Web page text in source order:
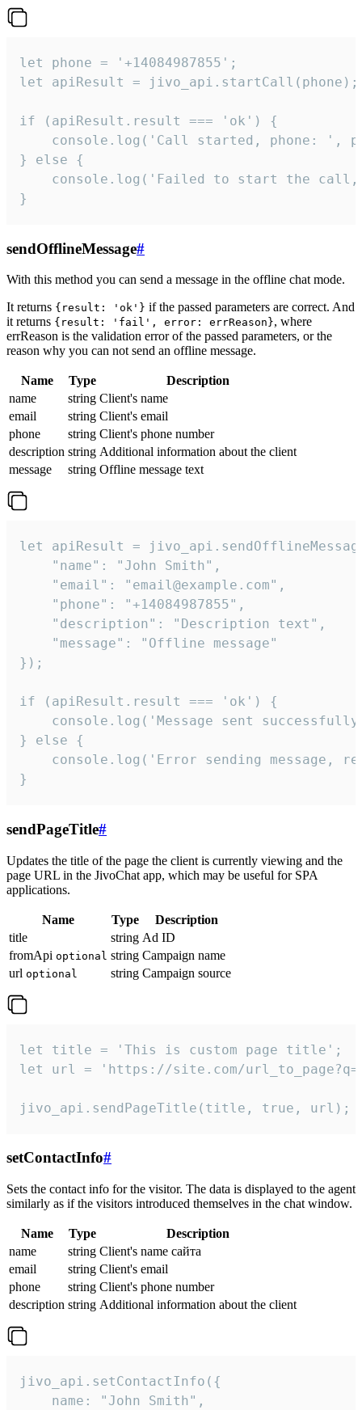
let phone = '+14084987855';
let apiResult = jivo_api.startCall(phone);
if (apiResult.result === 'ok') {
console.log('Call started, phone: ',
} else {
console.log('Failed to start the
}
sendOfflineMessage#
With this method you can send a message in the offline chat mode.
It returns {result: 'ok'} if the passed parameters are correct. And
it returns {result: 'fail', error: errReason}, where
errReason is the validation error of the passed parameters, or the
reason why you can not send an offline message.
Name Type
Description
name
string Client's name
email
string Client's email
phone
string Client's phone number
description string Additional information about the client
message
string Offline message text
let apiResult =
    "name": "John Smith",
    "email": "email@example.com",
    "phone": "+14084987855",
    "description": "Description text",
    "message": "Offline message"
});
if (apiResult.result === 'ok') {
console.log('Message sent
} else {
console.log('Error sending message,
}
sendPageTitle#
Updates the title of the page the client is currently viewing and the
page URL in the JivoChat app, which may be useful for SPA
applications.
Name Type
Description
title
string Ad ID
fromApi optional string Campaign name
url optional string Campaign source
let title = 'This is custom page title';
let url = 'https://site.com/
jivo_api.sendPageTitle(title, true, url);
setContactInfo#
Sets the contact info for the visitor. The data is displayed to the agent
similarly as if the visitors introduced themselves in the chat window.
Name Type
Description
name
string Client's name сайта
email
string Client's email
phone
string Client's phone number
description string Additional information about the client
jivo_api.setContactInfo({
    name: "John Smith",